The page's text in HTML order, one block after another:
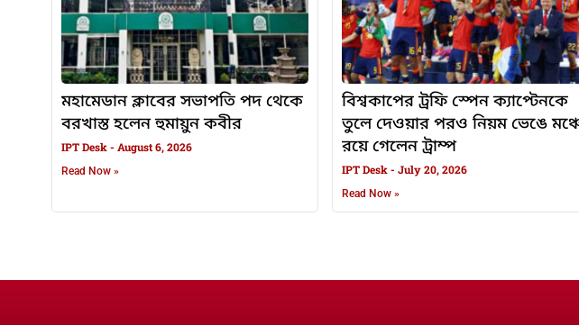
মহামেডান ক্লাবের সভাপতি পদ থেকে
বরখাস্ত হলেন হুমায়ুন কবীর
IPT Desk August 6, 2026
Read Now »
বিশ্বকাপের ট্রফি স্পেন ক্যাপ্টেনকে
তুলে দেওয়ার পরও নিয়ম ভেঙে
রয়ে গেলেন ট্রাম্প
IPT Desk July 20, 2026
Read Now »